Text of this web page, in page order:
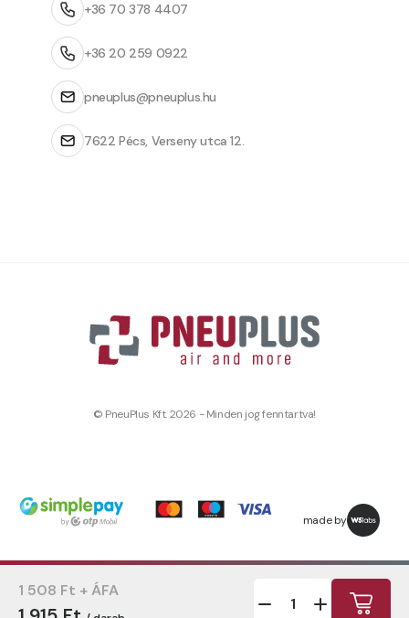
1 508 Ft + ÁFA
+36 70 378 4407
+36 20 259 0922
pneuplus@pneuplus.hu
7622 Pécs, Verseny utca 12.
© PneuPlus Kft. 2026 - Minden jog fenntartva!
made by